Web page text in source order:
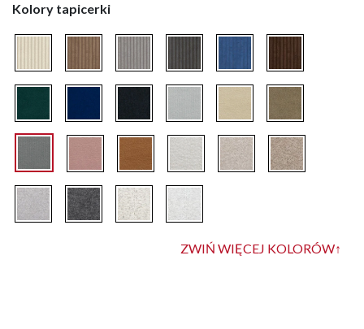
Kolory tapicerki
ZWIŃ WIĘCEJ KOLORÓW↑